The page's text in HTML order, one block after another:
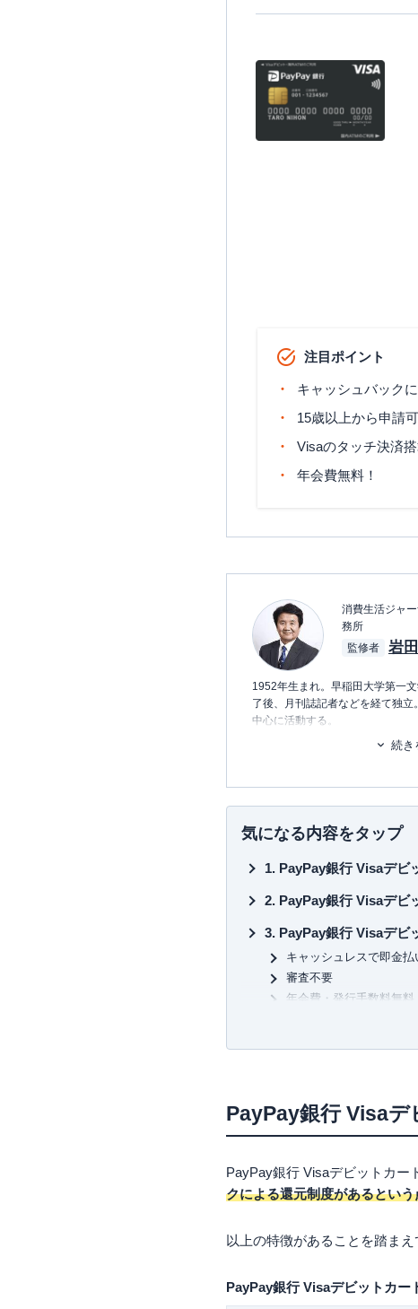
注目ポイント
キャッシュバック
15歳以上から申請
Visaのタッチ決済搭
年会費無料！
消費生活ジャ
務所
監修者
岩
1952年生まれ。早稲田大学第一
了後、月刊誌記者などを経て独
中心に活動する。
主力はクレジットカード＆電子
主な著書としては、
「Suica一人勝ちの秘密」（中経
「
信用偏差値」（文春新書）
クレジットカード・サバイバル
「ドコモが銀行になる日」（ＰＨ
キャッシュレス覇権戦争
」（Ｎ
また、クレジットカードのムッ
スの生き字引として情報発信を
ウエブは、「岩田昭男の上級カ
続き
気になる内容をタップ
PayPay銀行 Visaデビ
PayPay銀行 Visaデビ
PayPay銀行 Visaデビ
キャッシュレスで即金
審査不要
年会費・発行手数料無料
PayPay銀行 Visaデビ
1回払いしか選べない
クレジットヒストリーは
還元率は0.2％と悪い
PayPay銀行 Visaデビ
現金払いと同じような感
PayPay銀行 Visaデ
PayPay銀行 Visaデビットカー
クによる還元制度があるという
以上の特徴があることを踏ま
PayPay銀行 Visaデビットカー